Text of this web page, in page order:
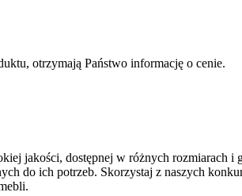
otrzymają Państwo informację o cenie.
jakości, dostępnej w różnych rozmiarach i
do ich potrzeb. Skorzystaj z naszych